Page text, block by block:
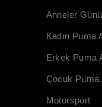
Anneler Günü
Kadın Puma
Erkek Puma
Çocuk Puma
Motorsport